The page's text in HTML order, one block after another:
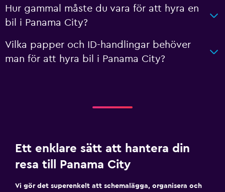
Hur gammal måste du vara för att hyra en
bil i Panama City?
Vilka papper och ID-handlingar behöver
man för att hyra bil i Panama City?
Ett enklare sätt att hantera din
resa till Panama City
Vi gör det superenkelt att schemalägga, organisera och